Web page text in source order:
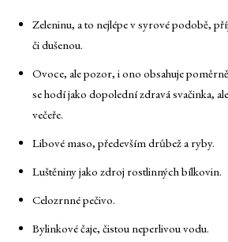
Zeleninu, a to nejlépe v syrové podobě,
či dušenou.
Ovoce, ale pozor, i ono obsahuje
se hodí jako dopolední zdravá svačinka,
večeře.
Libové maso, především drůbež a ryby.
Luštěniny jako zdroj rostlinných bílkovin.
Celozrnné pečivo.
Bylinkové čaje, čistou neperlivou vodu.